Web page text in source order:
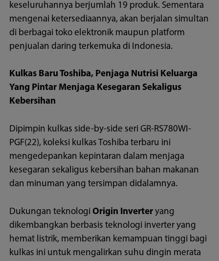
keseluruhannya berjumlah 19 produk. Sementara
mengenai ketersediaannya, akan berjalan simultan
di berbagai toko elektronik maupun platform
penjualan daring terkemuka di Indonesia.
Kulkas Baru Toshiba, Penjaga Nutrisi Keluarga
Yang Pintar Menjaga Kesegaran Sekaligus
Kebersihan
Dipimpin kulkas side-by-side seri GR-RS780WI-
PGF(22), koleksi kulkas Toshiba terbaru ini
mengedepankan kepintaran dalam menjaga
kesegaran sekaligus kebersihan bahan makanan
dan minuman yang tersimpan didalamnya.
Dukungan teknologiOrigin Inverteryang
dikembangkan berbasis teknologi inverter yang
hemat listrik, memberikan kemampuan tinggi bagi
kulkas ini untuk mengalirkan suhu dingin merata